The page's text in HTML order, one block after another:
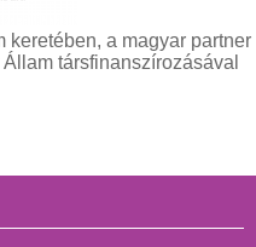
keretében, a magyar partner
társfinanszírozásával